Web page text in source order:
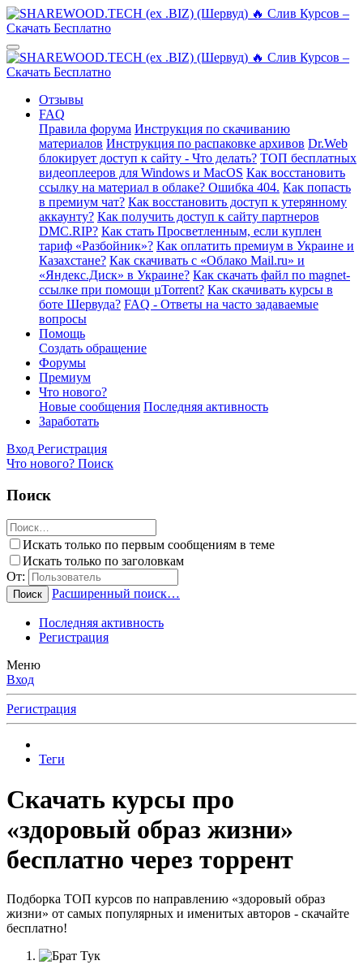
Отзывы
FAQ
Правила форума Инструкция по скачиванию
материалов Инструкция по распаковке архивов Dr.Web
блокирует доступ к сайту - Что делать? ТОП бесплатных
видеоплееров для Windows и MacOS Как восстановить
ссылку на материал в облаке? Ошибка 404. Как попасть
в премиум чат? Как восстановить доступ к утерянному
аккаунту? Как получить доступ к сайту партнеров
DMC.RIP? Как стать Просветленным, если куплен
тариф «Разбойник»? Как оплатить премиум в Украине и
Казахстане? Как скачивать с «Облако Mail.ru» и
«Яндекс.Диск» в Украине? Как скачать файл по magnet-
ссылке при помощи µTorrent? Как скачивать курсы в
боте Шервуда? FAQ - Ответы на часто задаваемые
вопросы
Помощь
Создать обращение
Форумы
Премиум
Что нового?
Новые сообщения Последняя активность
Заработать
Вход Регистрация
Что нового? Поиск
Поиск
Искать только по первым сообщениям в теме
Искать только по заголовкам
От:
Поиск Расширенный поиск…
Последняя активность
Регистрация
Меню
Вход
Регистрация
Теги
Скачать курсы про
«здоровый образ жизни»
бесплатно через торрент
Подборка ТОП курсов по направлению «здоровый образ
жизни» от самых популярных и именитых авторов - скачайте
бесплатно!